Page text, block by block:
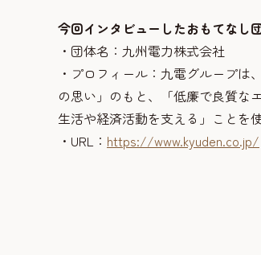
今回インタビューしたおもてなし
・団体名：九州電力株式会社
・プロフィール：九電グループ
の思い」のもと、「低廉で良質な
生活や経済活動を支える」ことを
・URL： https://www.kyuden.co.jp/